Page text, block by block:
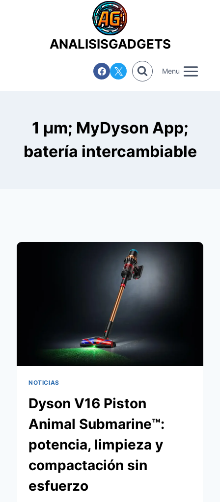
ANALISISGADGETS
Menu
1 μm; MyDyson App;
batería intercambiable
NOTICIAS
Dyson V16 Piston
Animal Submarine™:
potencia, limpieza y
compactación sin
esfuerzo